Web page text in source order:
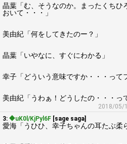
晶葉「む、そうなのか。まったくちひ
おいて・・・」
美由紀「何をしてきたのー？」
晶葉「いやなに、すぐにわかる」
幸子「どういう意味ですか・・・って
美由紀「うわぁ！どうしたの・・・っ
2018/05/
3: ◆uK0l/KjPyl6F [sage saga]
愛海「うひひ、幸子ちゃんの耳たぶ柔